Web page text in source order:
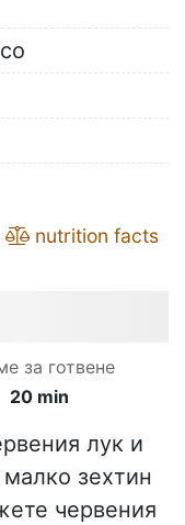
nutrition facts
за готвене
20 min
лук и
зехтин
червения